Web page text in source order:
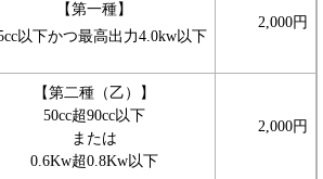
【第一種】
以下かつ最高出力4.0kw以下
2,000円
【第二種（乙）】
50cc超90cc以下
または
0.6Kw超0.8Kw以下
2,000円